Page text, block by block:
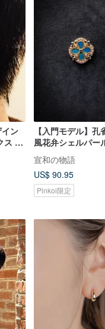
イン
ス 男
【入門モデル】
風花弁シェルパー
宣和の物語
US$ 90.95
Pinkoi限定